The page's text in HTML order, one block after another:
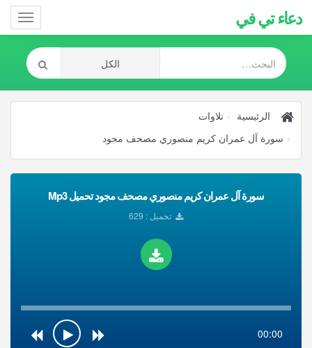
دعاء تي في
الرئيسية
تلاوات
سورة آل عمران كريم منصوري مصحف مجود
سورة آل عمران كريم منصوري مصحف مجود تحميل Mp3
تحميل : 629
00:00